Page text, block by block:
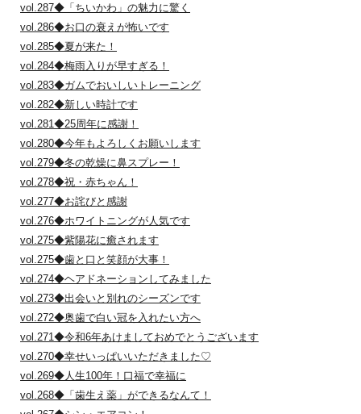
vol.287◆「ちいかわ」の魅力に驚く
vol.286◆お口の衰えが怖いです
vol.285◆夏が来た！
vol.284◆梅雨入りが早すぎる！
vol.283◆ガムでおいしいトレーニング
vol.282◆新しい時計です
vol.281◆25周年に感謝！
vol.280◆今年もよろしくお願いします
vol.279◆冬の乾燥に鼻スプレー！
vol.278◆祝・赤ちゃん！
vol.277◆お詫びと感謝
vol.276◆ホワイトニングが人気です
vol.275◆紫陽花に癒されます
vol.275◆歯と口と笑顔が大事！
vol.274◆ヘアドネーションしてみました
vol.273◆出会いと別れのシーズンです
vol.272◆奥歯で白い冠を入れたい方へ
vol.271◆令和6年あけましておめでとうございます
vol.270◆幸せいっぱいいただきました♡
vol.269◆人生100年！口福で幸福に
vol.268◆「歯生え薬」ができるなんて！